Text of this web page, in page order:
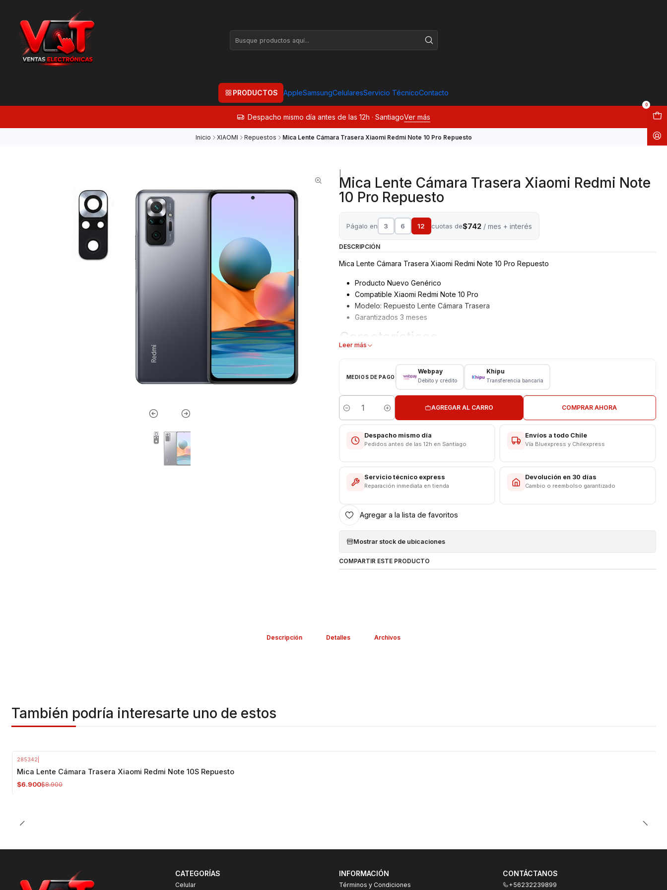
PRODUCTOS AppleSamsungCelularesServicio TécnicoContacto
0
Despacho mismo día antes de las 12h · SantiagoVer más
Inicio XIAOMI Repuestos Mica Lente Cámara Trasera Xiaomi Redmi Note 10 Pro Repuesto
Mica Lente Cámara Trasera Xiaomi Redmi Note
10 Pro Repuesto
Págalo en 3 6 12 cuotas de$742/ mes + interés
DESCRIPCIÓN
Mica Lente Cámara Trasera Xiaomi Redmi Note 10 Pro Repuesto
Producto Nuevo Genérico
Compatible Xiaomi Redmi Note 10 Pro
Modelo: Repuesto Lente Cámara Trasera
Garantizados 3 meses
Características
Tipo: Repuesto MICA COMPLETO CON BISEL
Modelo: Redmi Note 10 Pro
CONSULTE POR INSTALACION EN TIENDA
Respaldo VENTAS ELECTRONICAS
Leer más
MEDIOS DE PAGO
Webpay
Débito y crédito
Khipu
Transferencia bancaria
Cantidad
AGREGAR AL CARRO COMPRAR AHORA
Despacho mismo día
Pedidos antes de las 12h en Santiago
Envíos a todo Chile
Vía Bluexpress y Chilexpress
Servicio técnico express
Reparación inmediata en tienda
Devolución en 30 días
Cambio o reembolso garantizado
Agregar a la lista de favoritos
Mostrar stock de ubicaciones
COMPARTIR ESTE PRODUCTO
Descripción Detalles Archivos
También podría interesarte uno de estos
285342
Mica Lente Cámara Trasera Xiaomi Redmi Note 10S Repuesto
$6.900$8.900
CATEGORÍAS
Celular
INFORMACIÓN
Términos y Condiciones
CONTÁCTANOS
+56232239899